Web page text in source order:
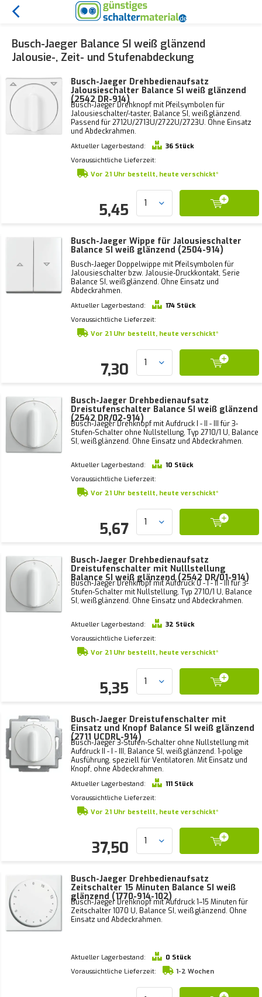
Busch-Jaeger Balance SI weiß glänzend
Jalousie-, Zeit- und Stufenabdeckung
Busch-Jaeger Drehbedienaufsatz
Jalousieschalter Balance SI weiß glänzend
(2542 DR-914)
Busch-Jaeger Drehknopf mit Pfeilsymbolen für
Jalousieschalter/-taster, Balance SI, weiß glänzend.
Passend für 2712U/2713U/2722U/2723U. Ohne Einsatz
und Abdeckrahmen.
Aktueller Lagerbestand:
36 Stück
Voraussichtliche Lieferzeit:
Vor 21 Uhr bestellt, heute verschickt*
5,45
Busch-Jaeger Wippe für Jalousieschalter
Balance SI weiß glänzend (2504-914)
Busch-Jaeger Doppelwippe mit Pfeilsymbolen für
Jalousieschalter bzw. Jalousie-Druckkontakt, Serie
Balance SI, weiß glänzend. Ohne Einsatz und
Abdeckrahmen.
Aktueller Lagerbestand:
174 Stück
Voraussichtliche Lieferzeit:
Vor 21 Uhr bestellt, heute verschickt*
7,30
Busch-Jaeger Drehbedienaufsatz
Dreistufenschalter Balance SI weiß glänzend
(2542 DR/02-914)
Busch-Jaeger Drehknopf mit Aufdruck I - II - III für 3-
Stufen-Schalter ohne Nullstellung, Typ 2710/1 U, Balance
SI, weiß glänzend. Ohne Einsatz und Abdeckrahmen.
Aktueller Lagerbestand:
10 Stück
Voraussichtliche Lieferzeit:
Vor 21 Uhr bestellt, heute verschickt*
5,67
Busch-Jaeger Drehbedienaufsatz
Dreistufenschalter mit Nulllstellung
Balance SI weiß glänzend (2542 DR/01-914)
Busch-Jaeger Drehknopf mit Aufdruck 0 - I - II - III für 3-
Stufen-Schalter mit Nullstellung, Typ 2710/1 U, Balance
SI, weiß glänzend. Ohne Einsatz und Abdeckrahmen.
Aktueller Lagerbestand:
32 Stück
Voraussichtliche Lieferzeit:
Vor 21 Uhr bestellt, heute verschickt*
5,35
Busch-Jaeger Dreistufenschalter mit
Einsatz und Knopf Balance SI weiß glänzend
(2711 UCDRL-914)
Busch-Jaeger 3-Stufen-Schalter ohne Nullstellung mit
Aufdruck II - I - III, Balance SI, weiß glänzend. 1-polige
Ausführung, speziell für Ventilatoren. Mit Einsatz und
Knopf, ohne Abdeckrahmen.
Aktueller Lagerbestand:
111 Stück
Voraussichtliche Lieferzeit:
Vor 21 Uhr bestellt, heute verschickt*
37,50
Busch-Jaeger Drehbedienaufsatz
Zeitschalter 15 Minuten Balance SI weiß
glänzend (1770-914-102)
Busch-Jaeger Drehknopf mit Aufdruck 1–15 Minuten für
Zeitschalter 1070 U, Balance SI, weiß glänzend. Ohne
Einsatz und Abdeckrahmen.
Aktueller Lagerbestand:
0 Stück
Voraussichtliche Lieferzeit:
1-2 Wochen